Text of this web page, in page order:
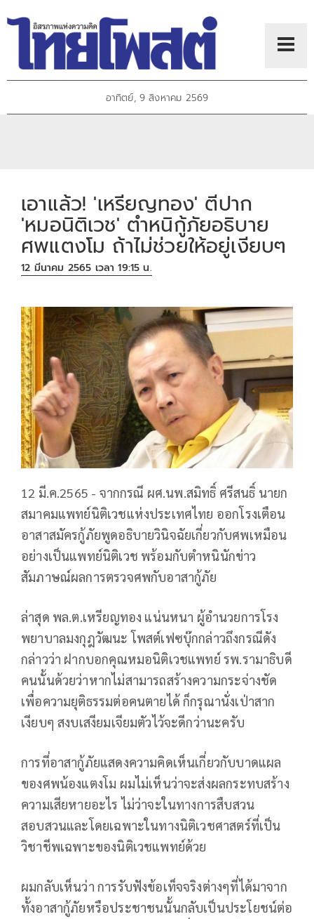
อาทิตย์, 9 สิงหาคม 2569
เอาแล้ว! 'เหรียญทอง' ตีปาก
'หมอนิติเวช' ตำหนิกู้ภัยอธิบาย
ศพแตงโม ถ้าไม่ช่วยให้อยู่เงียบๆ
12 มีนาคม 2565 เวลา 19:15 น.
12 มี.ค.2565 - จากกรณี ผศ.นพ.สมิทธิ์ ศรีสนธิ์ นายก
สมาคมแพทย์นิติเวชแห่งประเทศไทย ออกโรงเตือน
อาสาสมัครกู้ภัยพูดอธิบายวินิจฉัยเกี่ยวกับศพเหมือน
อย่างเป็นแพทย์นิติเวช พร้อมกับตำหนินักข่าว
สัมภาษณ์ผลการตรวจศพกับอาสากู้ภัย
ล่าสุด พล.ต.เหรียญทอง แน่นหนา ผู้อำนวยการโรง
พยาบาลมงกุฎวัฒนะ โพสต์เฟซบุ๊กกล่าวถึงกรณีดัง
กล่าวว่า ฝากบอกคุณหมอนิติเวชแพทย์ รพ.รามาธิบดี
คนนั้นด้วยว่าหากไม่สามารถสร้างความกระจ่างชัด
เพื่อความยุติธรรมต่อคนตายได้ ก็กรุณานั่งเป่าสาก
เงียบๆ สงบเสงียมเจียมตัวไว้จะดีกว่านะครับ
การที่อาสากู้ภัยแสดงความคิดเห็นเกี่ยวกับบาดแผล
ของศพน้องแตงโม ผมไม่เห็นว่าจะส่งผลกระทบสร้าง
ความเสียหายอะไร ไม่ว่าจะในทางการสืบสวน
สอบสวนและโดยเฉพาะในทางนิติเวชศาสตร์ที่เป็น
วิชาชีพเฉพาะของนิติเวชแพทย์ด้วย
ผมกลับเห็นว่า การรับฟังข้อเท็จจริงต่างๆที่ได้มาจาก
ทั้งอาสากู้ภัยหรือประชาชนนั้นกลับเป็นประโยชน์ต่อ